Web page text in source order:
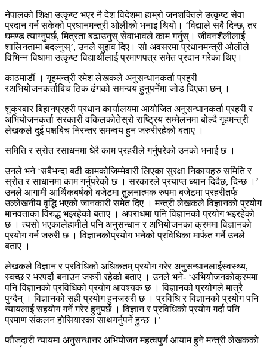
नेपालको शिक्षा उत्कृष्ट भएर नै देश विदेशमा हाम्रो जनशक्तिले उत्कृष्ट सेवा
प्रदान गर्न सकेको प्रधानमन्त्री ओलीको भनाइ थियो। ‘विद्याले सबै दिन्छ, तर
घमण्ड त्याग्नुपर्छ, मित्रता बढाउनुस् सेवाभावले काम गर्नुस्। जीवनशैलीलाई
शालिनतामा बदल्नुस्’, उनले सुझव दिए। सो अवसरमा प्रधानमन्त्री ओलीले
विभिन्न विधामा उत्कृष्ट विद्यार्थीलाई प्रमाणपत्र समेत प्रदान गरेका थिए।
काठमाडौं । गृहमन्त्री रमेश लेखकले अनुसन्धानकर्ता प्रहरी
रअभियोजनकर्ताबिच ठिक ढंगको समन्वय हुनुपर्नेमा जोड दिएका छन् ।
शुक्रबार बिहानप्रहरी प्रधान कार्यालयमा आयोजित अनुसन्धानकर्ता प्रहरी र
अभियोजनकर्ता सरकारी वकिलकोतेस्रो राष्ट्रिय सम्मेलनमा बोल्दै गृहमन्त्री
लेखकले दुई पक्षबिच निरन्तर समन्वय हुन जरुरीरहेको बताए ।
समिति र स्रोत रसाधनमा धेरै काम प्रहरीले गर्नुपरेको उनको भनाई छ ।
उनले भने ‘सबैभन्दा बढी कामकोजिम्मेवारी लिएका सुरक्षा निकायहरु समिति र
स्रोत र साधानमा काम गर्नुपरेको छ । सरकारले प्रयाप्त ध्यान दिदैछ, दिन्छ ।’
उनले आगामी आर्थिकबर्षको बजेटमा तुलनात्मक रुपमा बजेटमा प्रहरीतर्फ
उल्लेखनीय वृद्धि भएको जानकारी समेत दिए । मन्त्री लेखकले विज्ञानको प्रयोग
मानवताका विरुद्ध भइरहेको बताए । अपराधमा पनि विज्ञानको प्रयोग भइरहेको
छ । त्यसो भएकालेहामीले पनि अनुसन्धान र अभियोजनका क्रममा विज्ञानको
प्रयोग गर्न जरुरी छ । विज्ञानकोप्रयोग भनेको प्रविधिका मार्फत गर्ने उनले
बताए ।
लेखकले विज्ञान र प्रविधिको अधिकतम् प्रयोग गरेर अनुसन्धानलाईस्वस्थ्य,
स्वच्छ र भरपर्दो बनाउन जरुरी रहेको बताए । उनले भने- ‘अभियोजनकोक्रममा
पनि विज्ञानको प्रविधिको प्रयोग आवश्यक छ । विज्ञानको प्रयोगले मात्रै
पुग्दैन् । विज्ञानको सही प्रयोग हुनजरुरी छ । प्रविधि र विज्ञानको प्रयोग पनि
न्यायलाई सहयोग गर्ने गरेर हुनुपर्छ । विज्ञान र प्रविधिको प्रयोग गर्दा पनि
प्रमाण संकलन होसियारका साथगर्नुपर्ने हुन्छ ।’
फौजदारी न्यायमा अनुसन्धानर अभियोजन महत्वपुर्ण आयाम हुने मन्त्री लेखकको